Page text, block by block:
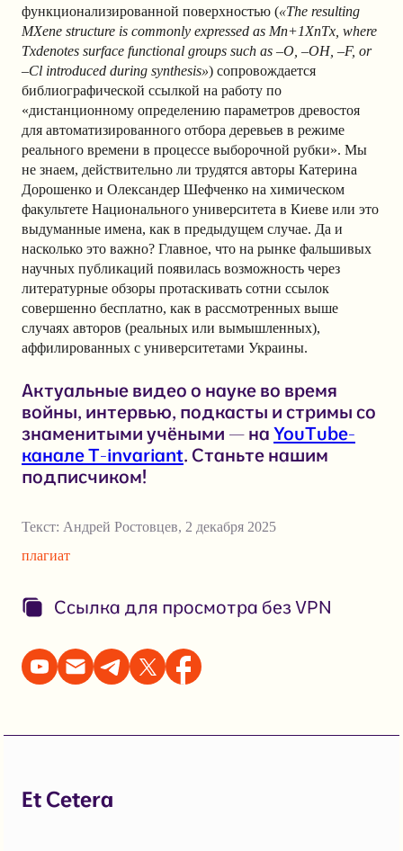
функционализированной поверхностью («The resulting
MXene structure is commonly expressed as Mn+1XnTx, where
Txdenotes surface functional groups such as –O, –OH, –F, or
–Cl introduced during synthesis») сопровождается
библиографической ссылкой на работу по
«дистанционному определению параметров древостоя
для автоматизированного отбора деревьев в режиме
реального времени в процессе выборочной рубки». Мы
не знаем, действительно ли трудятся авторы Катерина
Дорошенко и Олександер Шефченко на химическом
факультете Национального университета в Киеве или это
выдуманные имена, как в предыдущем случае. Да и
насколько это важно? Главное, что на рынке фальшивых
научных публикаций появилась возможность через
литературные обзоры протаскивать сотни ссылок
совершенно бесплатно, как в рассмотренных выше
случаях авторов (реальных или вымышленных),
аффилированных с университетами Украины.
Актуальные видео о науке во время
войны, интервью, подкасты и стримы со
знаменитыми учёными — на YouTube-
канале T-invariant. Станьте нашим
подписчиком!
Текст: Андрей Ростовцев, 2 декабря 2025
плагиат
Ссылка для просмотра без VPN
Et Cetera